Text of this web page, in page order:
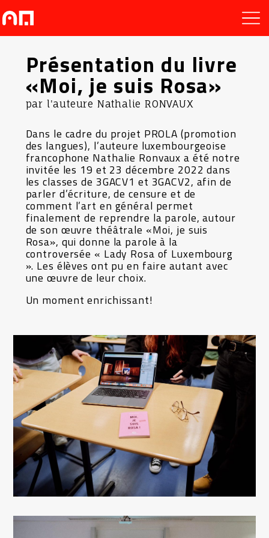
Présentation du livre
«Moi, je suis Rosa»
par l'auteure Nathalie RONVAUX
Dans le cadre du projet PROLA (promotion
des langues), l’auteure luxembourgeoise
francophone Nathalie Ronvaux a été notre
invitée les 19 et 23 décembre 2022 dans
les classes de 3GACV1 et 3GACV2, afin de
parler d’écriture, de censure et de
comment l’art en général permet
finalement de reprendre la parole, autour
de son œuvre théâtrale «Moi, je suis
Rosa», qui donne la parole à la
controversée « Lady Rosa of Luxembourg
». Les élèves ont pu en faire autant avec
une œuvre de leurchoix.
Un moment enrichissant!